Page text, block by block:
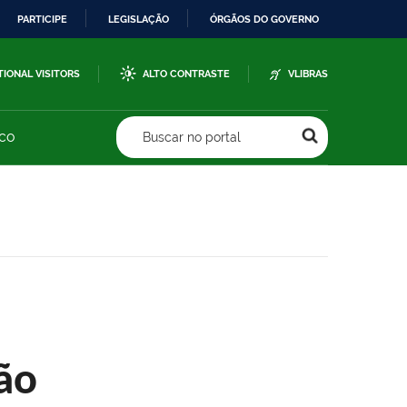
PARTICIPE LEGISLAÇÃO ÓRGÃOS DO GOVERNO
VISITORS ALTO CONTRASTE VLIBRAS
Buscar no portal